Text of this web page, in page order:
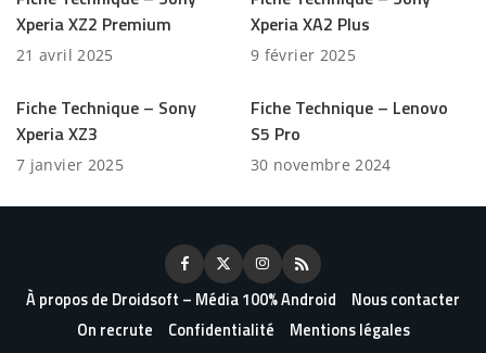
Xperia XZ2 Premium
21 avril 2025
Xperia XA2 Plus
9 février 2025
Fiche Technique – Sony
Xperia XZ3
7 janvier 2025
Fiche Technique – Lenovo
S5 Pro
30 novembre 2024
À propos de Droidsoft – Média 100% Android
Nous contacter
On recrute
Confidentialité Mentions légales